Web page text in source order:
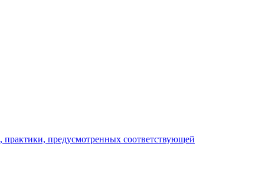
предусмотренных соответствующей